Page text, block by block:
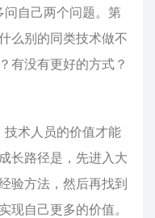
自己两个问题。第
么别的同类技术做不
有没有更好的方式？
术人员的价值才能
长路径是，先进入大
验方法，然后再找到
现自己更多的价值。